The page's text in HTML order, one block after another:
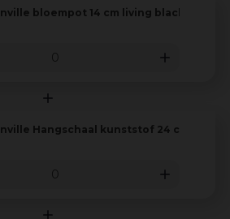
bloempot 14 cm living black
Hangschaal kunststof 24 cm living